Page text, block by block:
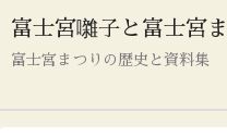
富士宮囃子と富士宮
富士宮まつりの歴史と資料集